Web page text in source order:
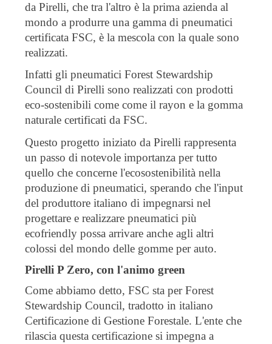
da Pirelli, che tra l'altro è la prima azienda al
mondo a produrre una gamma di pneumatici
certificata FSC, è la mescola con la quale sono
realizzati.
Infatti gli pneumatici Forest Stewardship
Council di Pirelli sono realizzati con prodotti
eco-sostenibili come come il rayon e la gomma
naturale certificati da FSC.
Questo progetto iniziato da Pirelli rappresenta
un passo di notevole importanza per tutto
quello che concerne l'ecosostenibilità nella
produzione di pneumatici, sperando che l'input
del produttore italiano di impegnarsi nel
progettare e realizzare pneumatici più
ecofriendly possa arrivare anche agli altri
colossi del mondo delle gomme per auto.
Pirelli P Zero, con l'animo green
Come abbiamo detto, FSC sta per Forest
Stewardship Council, tradotto in italiano
Certificazione di Gestione Forestale. L'ente che
rilascia questa certificazione si impegna a